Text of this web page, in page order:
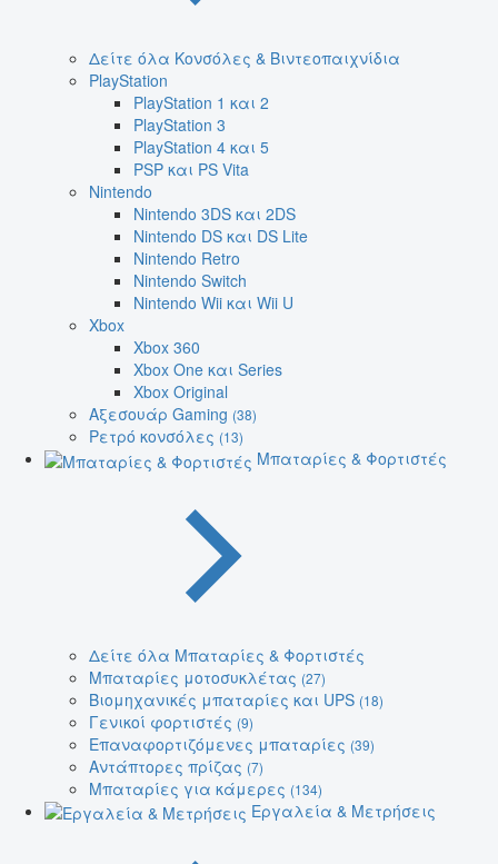
Δείτε όλα Κονσόλες & Βιντεοπαιχνίδια
PlayStation
PlayStation 1 και 2
PlayStation 3
PlayStation 4 και 5
PSP και PS Vita
Nintendo
Nintendo 3DS και 2DS
Nintendo DS και DS Lite
Nintendo Retro
Nintendo Switch
Nintendo Wii και Wii U
Xbox
Xbox 360
Xbox One και Series
Xbox Original
Αξεσουάρ Gaming (38)
Ρετρό κονσόλες (13)
Μπαταρίες & Φορτιστές
Δείτε όλα Μπαταρίες & Φορτιστές
Μπαταρίες μοτοσυκλέτας (27)
Βιομηχανικές μπαταρίες και UPS (18)
Γενικοί φορτιστές (9)
Επαναφορτιζόμενες μπαταρίες (39)
Αντάπτορες πρίζας (7)
Μπαταρίες για κάμερες (134)
Εργαλεία & Μετρήσεις